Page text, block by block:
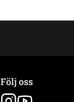
Följ oss